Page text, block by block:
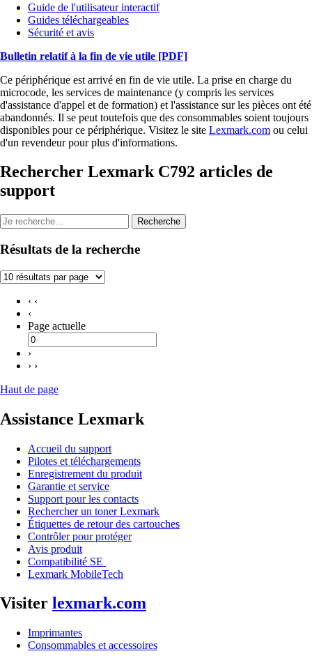
Guide de l'utilisateur interactif
Guides téléchargeables
Sécurité et avis
Bulletin relatif à la fin de vie utile [PDF]
Ce périphérique est arrivé en fin de vie utile. La prise en charge du
microcode, les services de maintenance (y compris les services
d'assistance d'appel et de formation) et l'assistance sur les pièces ont été
abandonnés. Il se peut toutefois que des consommables soient toujours
disponibles pour ce périphérique. Visitez le site Lexmark.com ou celui
d'un revendeur pour plus d'informations.
Rechercher Lexmark C792 articles de
support
Recherche
Résultats de la recherche
‹ ‹
‹
Page actuelle
›
› ›
Haut de page
Assistance Lexmark
Accueil du support
Pilotes et téléchargements
Enregistrement du produit
Garantie et service
Support pour les contacts
Rechercher un toner Lexmark
Étiquettes de retour des cartouches
Contrôler pour protéger
Avis produit
Compatibilité SE
Lexmark MobileTech
Visiter lexmark.com
Imprimantes
Consommables et accessoires